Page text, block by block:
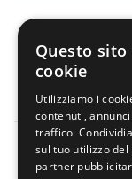
Questo
cookie
Utilizziamo i
contenuti,
traffico.
sul tuo utilizzo
partner